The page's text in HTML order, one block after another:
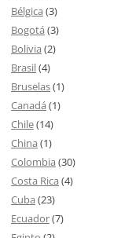
Bélgica (3)
Bogotá (3)
Bolivia (2)
Brasil(4)
Bruselas(1)
Canadá (1)
Chile(14)
China (1)
Colombia (30)
Costa Rica (4)
Cuba (23)
Ecuador(7)